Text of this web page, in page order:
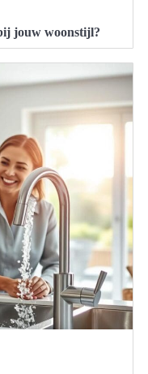
jouw woonstijl?